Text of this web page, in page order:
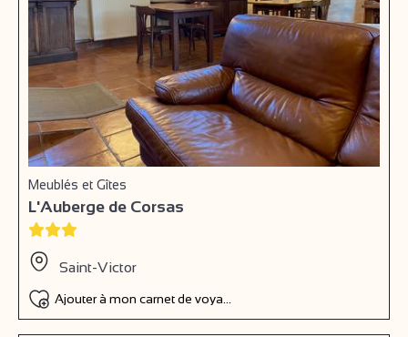
Meublés et Gîtes
L'Auberge de Corsas
Saint-Victor
Ajouter à mon carnet de voyage